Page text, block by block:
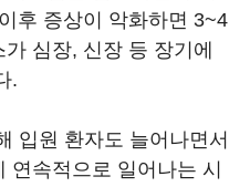
후 증상이 악화하면 3~4
심장, 신장 등 장기에
.
입원 환자도 늘어나면서
연속적으로 일어나는 시